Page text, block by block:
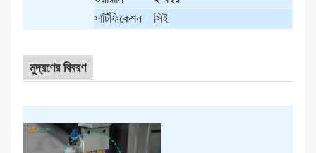
সার্টিফিকেশন
সিই
মুদ্রণের বিবরণ